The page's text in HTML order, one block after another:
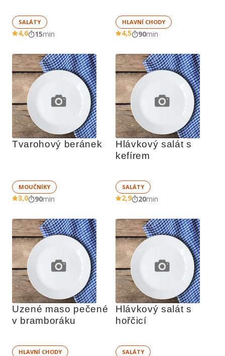
SALÁTY
4,6 15min
HLAVNÍ CHODY
4,5 90min
Tvarohový beránek
MOUČNÍKY
3,0 90min
Hlávkový salát s
kefírem
SALÁTY
2,9 20min
Uzené maso pečené
v bramboráku
HLAVNÍ CHODY
Hlávkový salát s
hořčicí
SALÁTY